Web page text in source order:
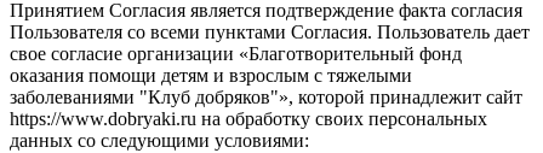
Принятием Согласия является подтверждение факта согласия
Пользователя со всеми пунктами Согласия. Пользователь дает
свое согласие организации «Благотворительный фонд
оказания помощи детям и взрослым с тяжелыми
заболеваниями "Клуб добряков"», которой принадлежит сайт
https://www.dobryaki.ru на обработку своих персональных
данных со следующими условиями: